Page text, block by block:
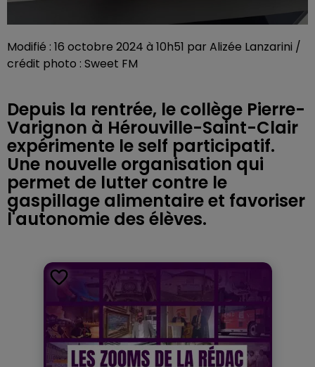
Modifié : 16 octobre 2024 à 10h51 par Alizée Lanzarini /
crédit photo : Sweet FM
Depuis la rentrée, le collège Pierre-
Varignon à Hérouville-Saint-Clair
expérimente le self participatif.
Une nouvelle organisation qui
permet de lutter contre le
gaspillage alimentaire et favoriser
l'autonomie des élèves.